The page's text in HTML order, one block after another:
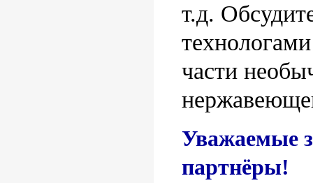
т.д.
части
Уважаемые
партнёры!